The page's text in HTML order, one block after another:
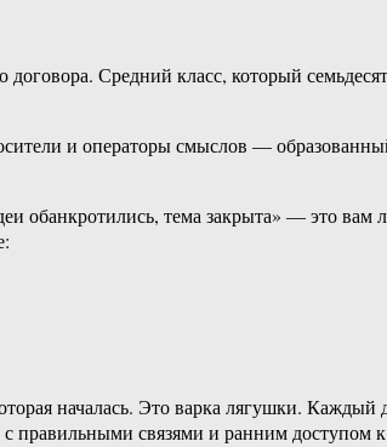
Средний класс, который
и операторы смыслов —
обанкротились, тема закрыта» — это
началась. Это варка лягушки.
правильными связями и ранним доступом